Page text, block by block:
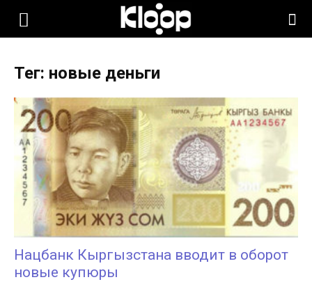
KLOOP.KG
Новости
Кыргызстана
Тег: новые деньги
Нацбанк Кыргызстана вводит в оборот
новые купюры